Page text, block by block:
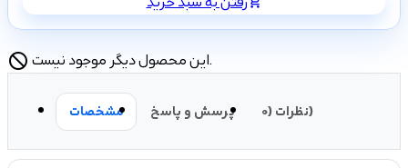
block این محصول دیگر موجود نیست.
مشخصات پرسش و پاسخ نظرات (0)